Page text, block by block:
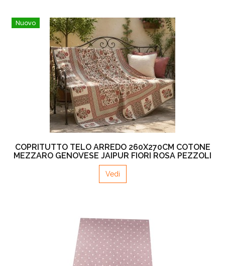
Nuovo
COPRITUTTO TELO ARREDO 260X270CM COTONE
MEZZARO GENOVESE JAIPUR FIORI ROSA PEZZOLI
Vedi